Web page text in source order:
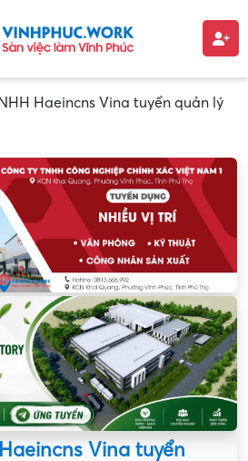
Haeincns Vina tuyển quản lý
Vina tuyển